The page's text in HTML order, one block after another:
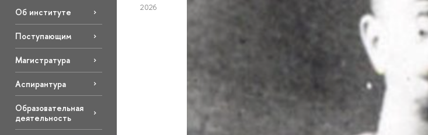
Об институте
Поступающим
Магистратура
Аспирантура
Образовательная
деятельность
2026